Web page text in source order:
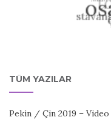
TÜM YAZILAR
Pekin / Çin 2019 – Video